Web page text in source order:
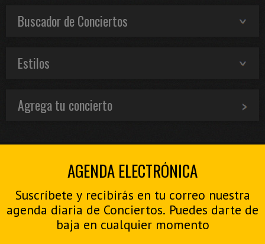
Buscador de Conciertos
Estilos
Agrega tu concierto
AGENDA ELECTRÓNICA
Suscríbete y recibirás en tu correo nuestra
agenda diaria de Conciertos. Puedes darte de
baja en cualquier momento